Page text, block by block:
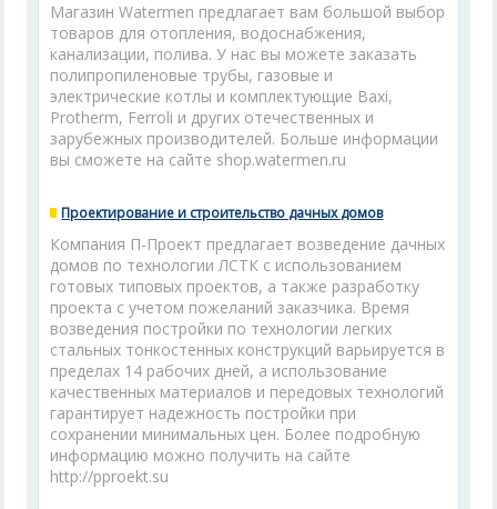
Магазин Watermen предлагает вам большой выбор
товаров для отопления, водоснабжения,
канализации, полива. У нас вы можете заказать
полипропиленовые трубы, газовые и
электрические котлы и комплектующие Baxi,
Protherm, Ferroli и других отечественных и
зарубежных производителей. Больше информации
вы сможете на сайте shop.watermen.ru
Проектирование и строительство дачных домов
Компания П-Проект предлагает возведение дачных
домов по технологии ЛСТК с использованием
готовых типовых проектов, а также разработку
проекта с учетом пожеланий заказчика. Время
возведения постройки по технологии легких
стальных тонкостенных конструкций варьируется в
пределах 14 рабочих дней, а использование
качественных материалов и передовых технологий
гарантирует надежность постройки при
сохранении минимальных цен. Более подробную
информацию можно получить на сайте
http://pproekt.su